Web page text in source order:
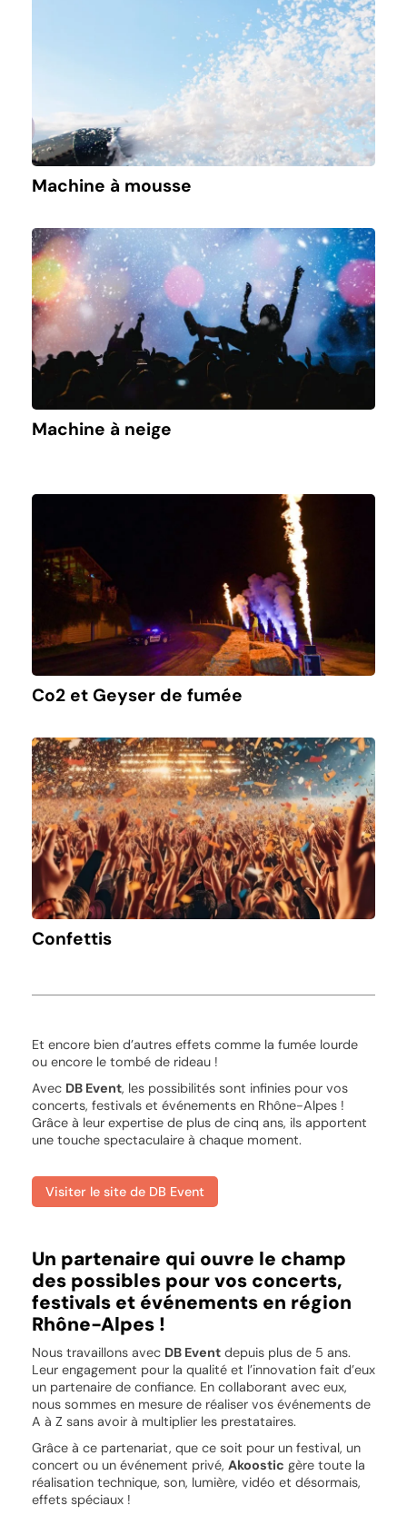
Machine à mousse
Machine à neige
Co2 et Geyser de fumée
Confettis
Et encore bien d’autres effets comme la fumée lourde
ou encore le tombé de rideau !
Avec DB Event, les possibilités sont infinies pour vos
concerts, festivals et événements en Rhône-Alpes !
Grâce à leur expertise de plus de cinq ans, ils apportent
une touche spectaculaire à chaque moment.
Visiter le site de DB Event
Un partenaire qui ouvre le champ
des possibles pour vos concerts,
festivals et événements en région
Rhône-Alpes !
Nous travaillons avec DB Event depuis plus de 5 ans.
Leur engagement pour la qualité et l’innovation fait d’eux
un partenaire de confiance. En collaborant avec eux,
nous sommes en mesure de réaliser vos événements de
A à Z sans avoir à multiplier les prestataires.
Grâce à ce partenariat, que ce soit pour un festival, un
concert ou un événement privé, Akoostic gère toute la
réalisation technique, son, lumière, vidéo et désormais,
effets spéciaux !